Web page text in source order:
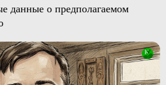
данные о предполагаемом